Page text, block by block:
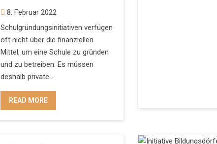
8. Februar 2022
Schulgründungsinitiativen verfügen
oft nicht über die finanziellen
Mittel, um eine Schule zu gründen
und zu betreiben. Es müssen
deshalb private…
READ MORE